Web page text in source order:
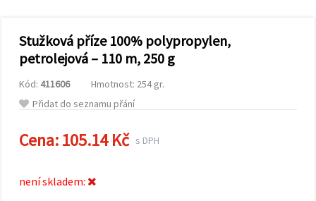
marketing.
souhlasit s
všech
cookies
kliknutím
vše!" Nebo
preference v
Nastavení
Stužková příze 100% polypropylen,
petrolejová – 110 m, 250 g
Kód: 411606
Hmotnost: 254 gr.
Přidat do seznamu přání
Cena:105.14 Kč s DPH
není skladem: